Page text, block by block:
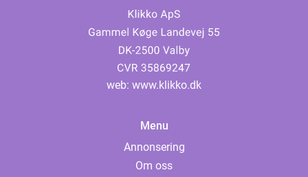
web: www.klikko.dk
Menu
Annonsering
Om oss